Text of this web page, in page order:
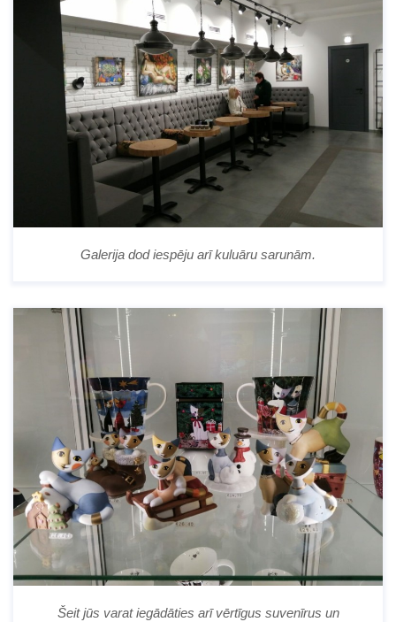
Galerija dod iespēju arī kuluāru sarunām.
Šeit jūs varat iegādāties arī vērtīgus suvenīrus un